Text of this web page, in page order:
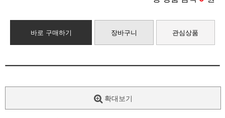
바로 구매하기 장바구니 관심상품
확대보기